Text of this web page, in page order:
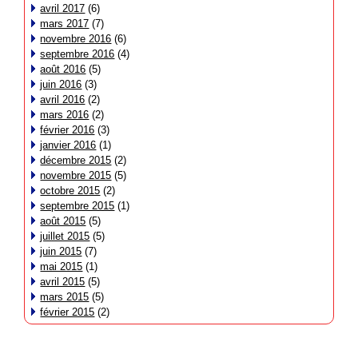
avril 2017 (6)
mars 2017 (7)
novembre 2016 (6)
septembre 2016 (4)
août 2016 (5)
juin 2016 (3)
avril 2016 (2)
mars 2016 (2)
février 2016 (3)
janvier 2016 (1)
décembre 2015 (2)
novembre 2015 (5)
octobre 2015 (2)
septembre 2015 (1)
août 2015 (5)
juillet 2015 (5)
juin 2015 (7)
mai 2015 (1)
avril 2015 (5)
mars 2015 (5)
février 2015 (2)